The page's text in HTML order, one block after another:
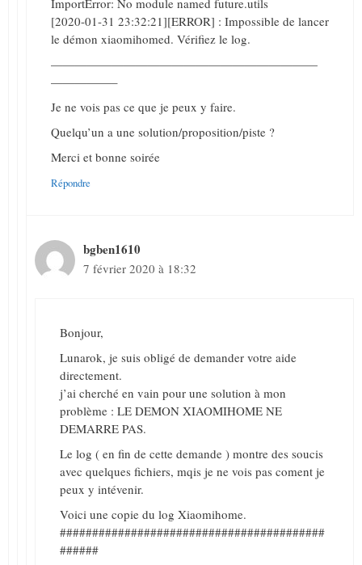
ImportError: No module named future.utils
[2020-01-31 23:32:21][ERROR] : Impossible de lancer
le démon xiaomihomed. Vérifiez le log.
——————————————————————
—————–
Je ne vois pas ce que je peux y faire.
Quelqu’un a une solution/proposition/piste ?
Merci et bonne soirée
Répondre
bgben1610
7 février 2020 à 18:32
Bonjour,
Lunarok, je suis obligé de demander votre aide
directement.
j’ai cherché en vain pour une solution à mon
problème : LE DEMON XIAOMIHOME NE
DEMARRE PAS.
Le log ( en fin de cette demande ) montre des soucis
avec quelques fichiers, mqis je ne vois pas coment je
peux y intévenir.
Voici une copie du log Xiaomihome.
#########################################
######